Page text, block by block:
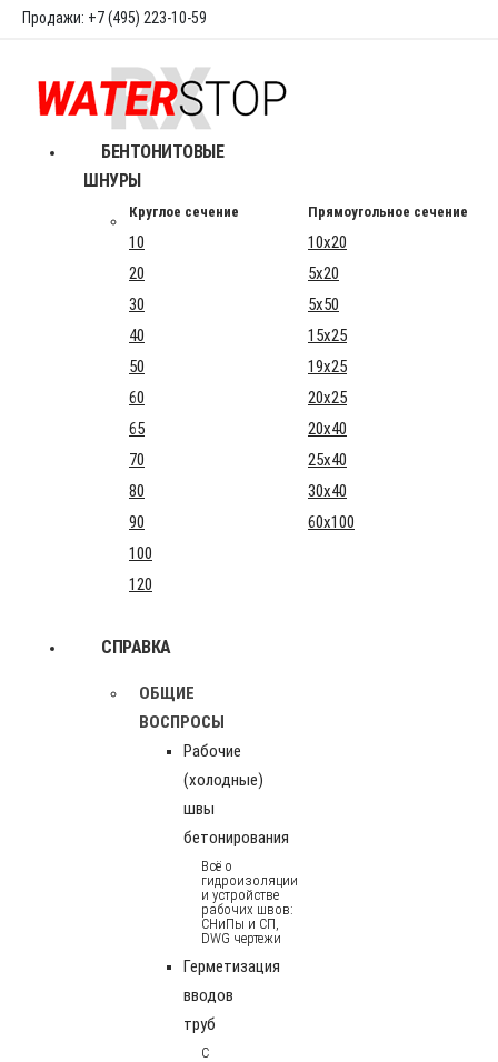
Продажи: +7 (495) 223-10-59
БЕНТОНИТОВЫЕ
ШНУРЫ
Круглое сечение Прямоугольное сечение
10
10x20
20
5x20
30
5x50
40
15x25
50
19x25
60
20x25
65
20x40
70
25x40
80
30x40
90
60x100
100
120
СПРАВКА
ОБЩИЕ
ВОСПРОСЫ
Рабочие
(холодные)
швы
бетонирования
Всё о
гидроизоляции
и устройстве
рабочих швов:
СНиПы и СП,
DWG чертежи
Герметизация
вводов
труб
С